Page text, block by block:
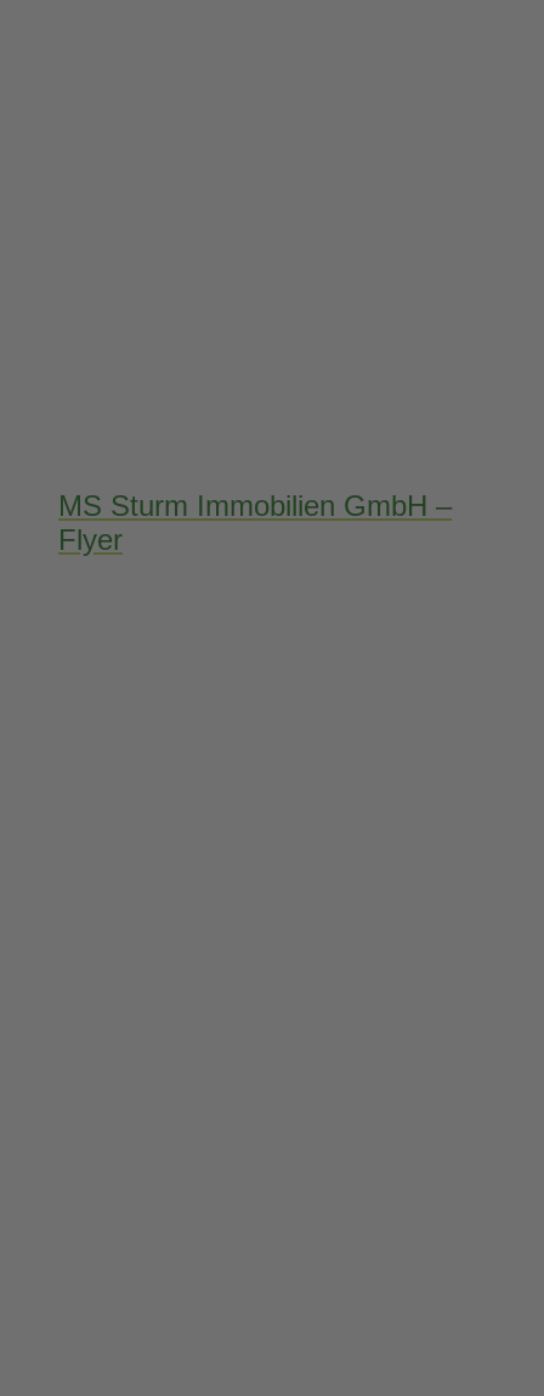
MS Sturm Immobilien GmbH –
Flyer